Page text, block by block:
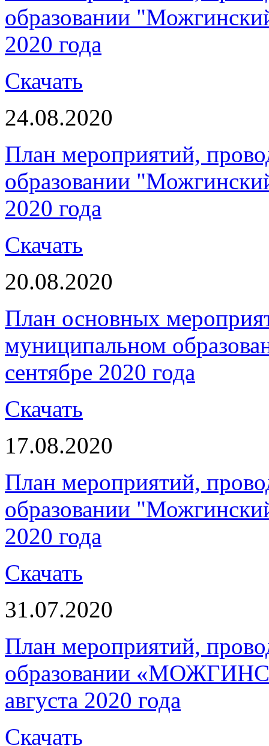
образовании
2020 года
Скачать
24.08.2020
План мероприятий,
образовании
2020 года
Скачать
20.08.2020
План основных
муниципальном
сентябре 2020 года
Скачать
17.08.2020
План мероприятий,
образовании
2020 года
Скачать
31.07.2020
План мероприятий,
образовании
августа 2020 года
Скачать